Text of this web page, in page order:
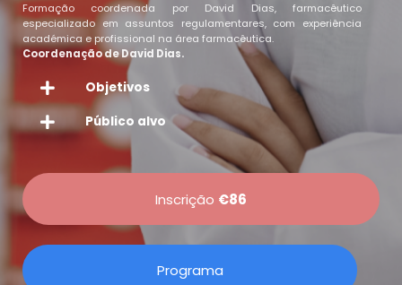
Formação coordenada por David Dias, farmacêutico
especializado em assuntos regulamentares, com experiência
académica e profissional na área farmacêutica.
Coordenação de David Dias.
Objetivos
Público alvo
Inscrição €86
Programa